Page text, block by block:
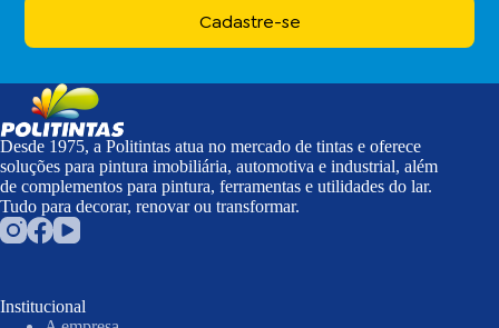
Cadastre-se
Desde 1975, a Politintas atua no mercado de tintas e oferece
soluções para pintura imobiliária, automotiva e industrial, além
de complementos para pintura, ferramentas e utilidades do lar.
Tudo para decorar, renovar ou transformar.
Institucional